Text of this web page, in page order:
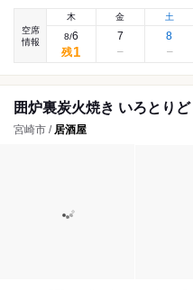
空席
情報
木
8/6
残1
金
7
土
8
囲炉裏炭火焼き いろとりど
宮崎市 / 居酒屋